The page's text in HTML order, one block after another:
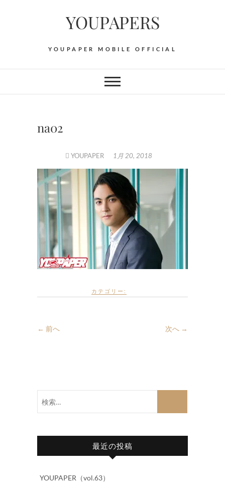
YOUPAPERS
YOUPAPER MOBILE OFFICIAL
na02
YOUPAPER 1月 20, 2018
カテゴリー:
← 前へ 次へ →
最近の投稿
YOUPAPER（vol.63）